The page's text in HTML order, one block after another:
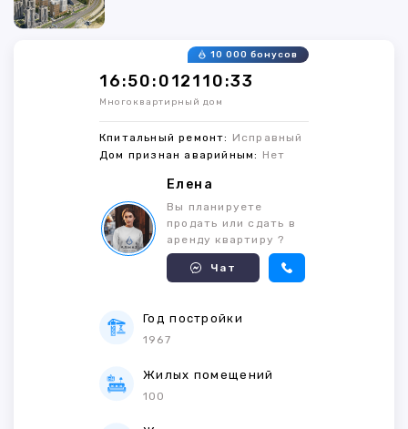
16:50:012110:33
10 000 бонусов
Многоквартирный дом
Кпитальный ремонт: Исправный
Дом признан аварийным: Нет
Елена
Вы планируете
продать или сдать в
аренду квартиру ?
Чат
Год постройки
1967
Жилых помещений
100